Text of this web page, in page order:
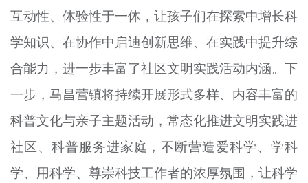
互动性、体验性于一体，让孩子们在探索中增长科
学知识、在协作中启迪创新思维、在实践中提升综
合能力，进一步丰富了社区文明实践活动内涵。下
一步，马昌营镇将持续开展形式多样、内容丰富的
科普文化与亲子主题活动，常态化推进文明实践进
社区、科普服务进家庭，不断营造爱科学、学科
学、用科学、尊崇科技工作者的浓厚氛围，让科学